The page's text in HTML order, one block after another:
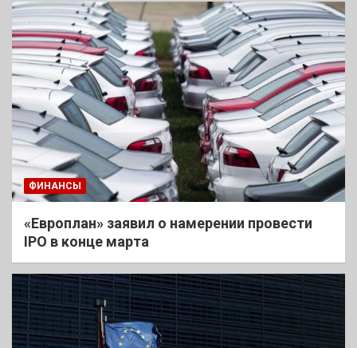
ФИНАНСЫ
«Европлан» заявил о намерении провести
IPO в конце марта